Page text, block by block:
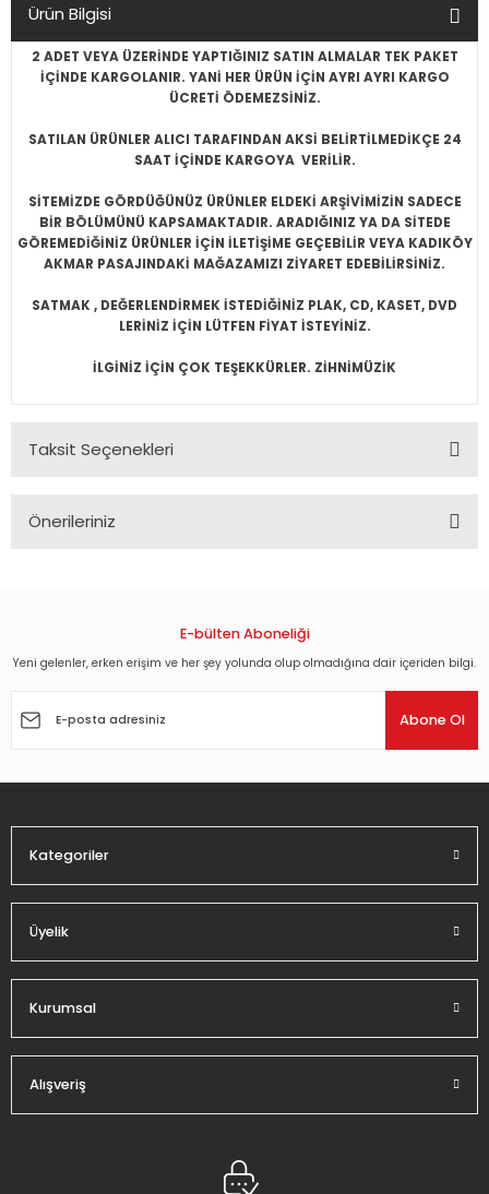
Ürün Bilgisi
2 ADET VEYA ÜZERİNDE YAPTIĞINIZ SATIN ALMALAR TEK PAKET
İÇİNDE KARGOLANIR. YANİ HER ÜRÜN İÇİN AYRI AYRI KARGO
ÜCRETİ ÖDEMEZSİNİZ.
SATILAN ÜRÜNLER ALICI TARAFINDAN AKSİ BELİRTİLMEDİKÇE 24
SAAT İÇİNDE KARGOYA VERİLİR.
SİTEMİZDE GÖRDÜĞÜNÜZ ÜRÜNLER ELDEKİ ARŞİVİMİZİN SADECE
BİR BÖLÜMÜNÜ KAPSAMAKTADIR. ARADIĞINIZ YA DA SİTEDE
GÖREMEDİĞİNİZ ÜRÜNLER İÇİN İLETİŞİME GEÇEBİLİR VEYA KADIKÖY
AKMAR PASAJINDAKİ MAĞAZAMIZI ZİYARET EDEBİLİRSİNİZ.
SATMAK , DEĞERLENDİRMEK İSTEDİĞİNİZ PLAK, CD, KASET, DVD
LERİNİZ İÇİN LÜTFEN FİYAT İSTEYİNİZ.
İLGİNİZ İÇİN ÇOK TEŞEKKÜRLER. ZİHNİMÜZİK
Taksit Seçenekleri
Önerileriniz
Görüş ve önerileriniz için teşekkür ederiz.
Ürün açıklamasında eksik bilgiler bulunuyor.
E-bülten Aboneliği
Yeni gelenler, erken erişim ve her şey yolunda olup olmadığına dair içeriden bilgi.
Abone Ol
Kategoriler
Üyelik
Kurumsal
Alışveriş